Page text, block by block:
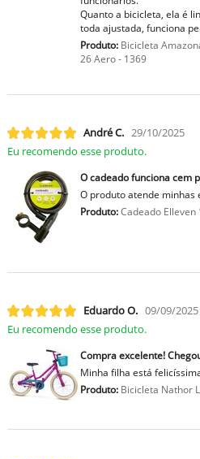
Quanto a bicicleta, ela é
toda ajustada, funciona
Produto:Bicicleta
26 Aero - 1369
André C. 29/10/2025
Eu recomendo esse produto.
O cadeado funciona cem
O produto atende minhas
Produto:Cadeado Elleven
Eduardo O. 09/09/2025
Eu recomendo esse produto.
Compra excelente!
Minha filha está
Produto:Bicicleta Nathor